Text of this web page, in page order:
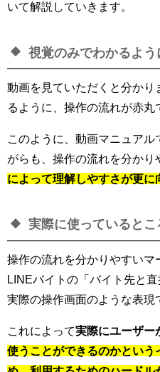
いて解説していきます。
視覚のみでわかるよう
動画を見ていただくと分かり
るように、操作の流れが赤丸
このように、動画マニュア
がらも、操作の流れを分かり
によって理解しやすさが更に
実際に使っているとこ
操作の流れを分かりやすいマ
LINEバイトの「バイト先と
実際の操作画面のような表現
これによって実際にユーザー
使うことができるのかという